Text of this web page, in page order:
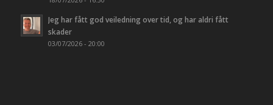
Jeg har fått god veiledning over tid, og har aldri fått
skader
03/07/2026 - 20:00